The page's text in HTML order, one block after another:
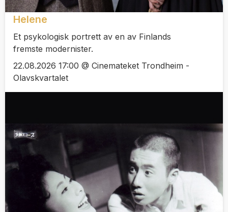
Helene
Et psykologisk portrett av en av Finlands
fremste modernister.
22.08.2026 17:00 @ Cinemateket Trondheim -
Olavskvartalet